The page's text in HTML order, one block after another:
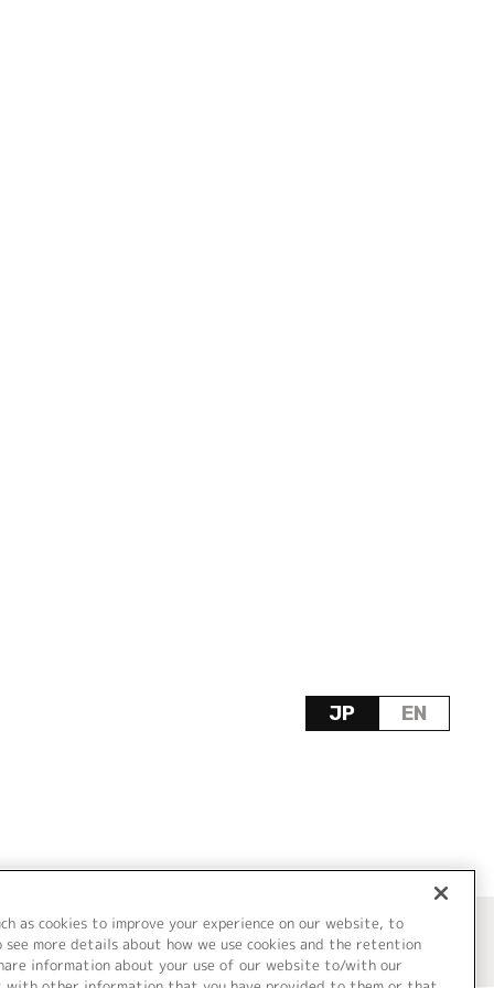
JP EN
as cookies to improve your experience on our website, to
see more details about how we use cookies and the retention
information about your use of our website to/with our